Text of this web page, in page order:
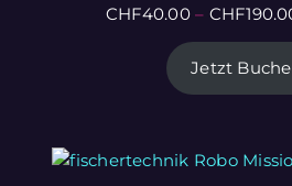
CHF40.00– CHF
Jetzt